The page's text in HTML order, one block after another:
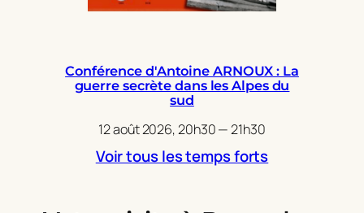
Conférence d'Antoine ARNOUX : La
guerre secrète dans les Alpes du
sud
12 août 2026, 20h30 — 21h30
Voir tous les temps forts